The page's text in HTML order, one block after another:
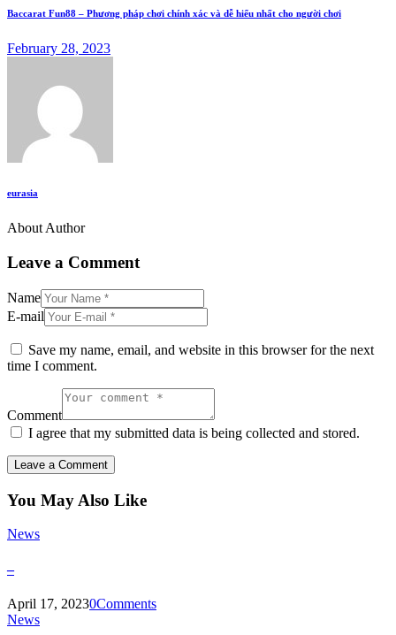
Baccarat Fun88 – Phương pháp chơi chính xác và dễ hiểu nhất cho người chơi
February 28, 2023
eurasia
About Author
Leave a Comment
Name
E-mail
Save my name, email, and website in this browser for the next
time I comment.
Comment
I agree that my submitted data is being collected and stored.
You May Also Like
News
–
April 17, 20230Comments
News